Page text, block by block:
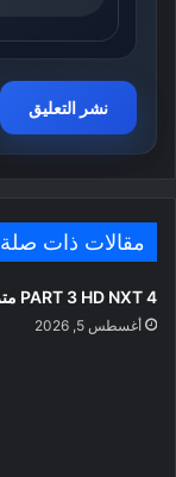
مقالات ذات صلة
PART 3 HD NXT 4 مترجم
أغسطس 5, 2026